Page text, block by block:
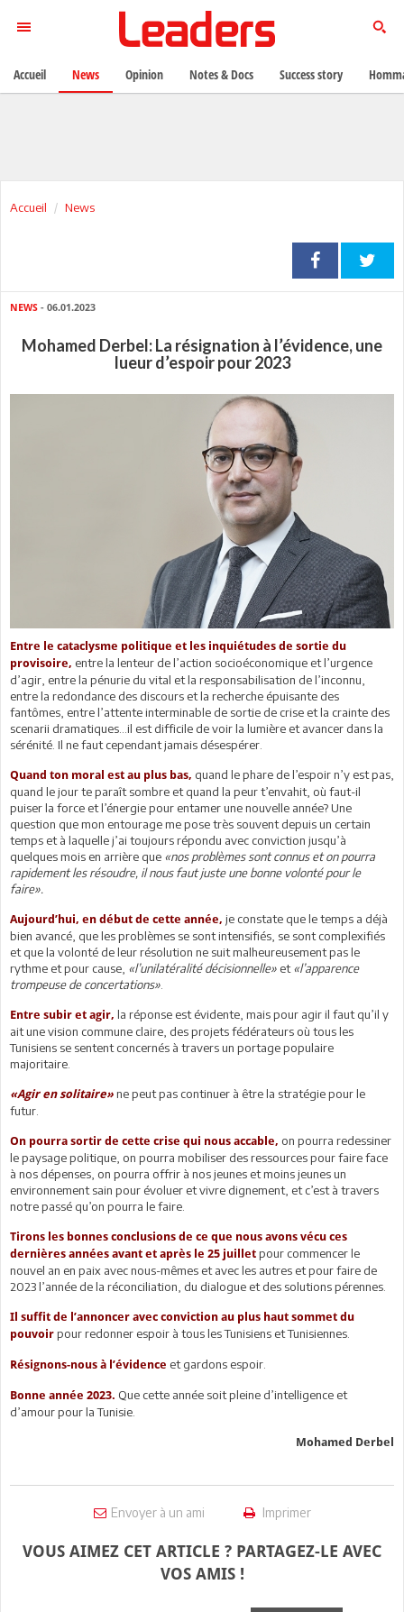
Accueil News
NEWS - 06.01.2023
Mohamed Derbel: La résignation à l’évidence, une
lueur d’espoir pour 2023
Entre le cataclysme politique et les inquiétudes de sortie du
provisoire, entre la lenteur de l’action socioéconomique et l’urgence
d’agir, entre la pénurie du vital et la responsabilisation de l’inconnu,
entre la redondance des discours et la recherche épuisante des
fantômes, entre l’attente interminable de sortie de crise et la crainte des
scenarii dramatiques…il est difficile de voir la lumière et avancer dans la
sérénité. Il ne faut cependant jamais désespérer.
Quand ton moral est au plus bas, quand le phare de l’espoir n’y est pas,
quand le jour te paraît sombre et quand la peur t’envahit, où faut-il
puiser la force et l’énergie pour entamer une nouvelle année? Une
question que mon entourage me pose très souvent depuis un certain
temps et à laquelle j’ai toujours répondu avec conviction jusqu’à
quelques mois en arrière que «nos problèmes sont connus et on pourra
rapidement les résoudre, il nous faut juste une bonne volonté pour le
faire».
Aujourd’hui, en début de cette année, je constate que le temps a déjà
bien avancé, que les problèmes se sont intensifiés, se sont complexifiés
et que la volonté de leur résolution ne suit malheureusement pas le
rythme et pour cause, «l’unilatéralité décisionnelle» et«l’apparence
trompeuse de concertations»
Entre subir et agir, la réponse est évidente, mais pour agir il faut qu’il y
ait une vision commune claire, des projets fédérateurs où tous les
Tunisiens se sentent concernés à travers un portage populaire
majoritaire.
«Agir en solitaire» ne peut pas continuer à être la stratégie pour le
futur.
On pourra sortir de cette crise qui nous accable, on pourra redessiner
le paysage politique, on pourra mobiliser des ressources pour faire face
à nos dépenses, on pourra offrir à nos jeunes et moins jeunes un
environnement sain pour évoluer et vivre dignement, et c’est à travers
notre passé qu’on pourra le faire.
Tirons les bonnes conclusions de ce que nous avons vécu ces
dernières années avant et après le 25 juillet pour commencer le
nouvel an en paix avec nous-mêmes et avec les autres et pour faire de
2023 l’année de la réconciliation, du dialogue et des solutions pérennes.
Il suffit de l’annoncer avec conviction au plus haut sommet du
pouvoir pour redonner espoir à tous les Tunisiens et Tunisiennes.
Résignons-nous à l’évidence et gardons espoir.
Bonne année 2023. Que cette année soit pleine d’intelligence et
d’amour pour la Tunisie.
Mohamed Derbel
Envoyer à un ami Imprimer
VOUS AIMEZ CET ARTICLE ? PARTAGEZ-LE AVEC
VOS AMIS !
Accueil News Opinion Notes & Docs Success story